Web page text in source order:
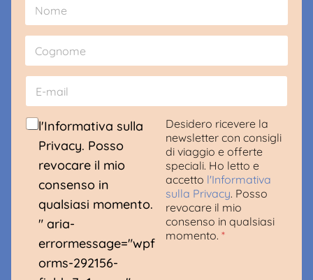
P
o
m
*
m
e
m
a
C l'Informativa sulla
Privacy. Posso
revocare il mio
consenso in
qualsiasi momento.
" aria-
errormessage="wpf
orms-292156-
Desidero ricevere la
newsletter con consigli
di viaggio e offerte
speciali. Ho letto e
accetto l'Informativa
sulla Privacy. Posso
revocare il mio
consenso in qualsiasi
momento. *